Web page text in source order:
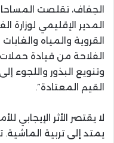
الجفاف، تقلصت
المدير الإقليمي لوزارة
القروية والمياه
الفلاحة من قيادة
وتنويع البذور واللجوء
القيم المعتادة”.
لا يقتصر الأثر الإيجابي
يمتد إلى تربية الماشية.